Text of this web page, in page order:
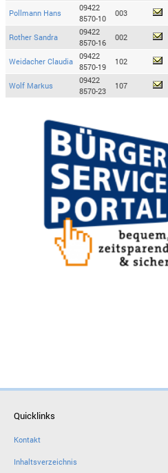
Pollmann Hans
09422
8570-10
003
Rother Sandra
09422
8570-16
002
Weidacher Claudia
09422
8570-19
102
Wolf Markus
09422
8570-23
107
Quicklinks
Kontakt
Inhaltsverzeichnis